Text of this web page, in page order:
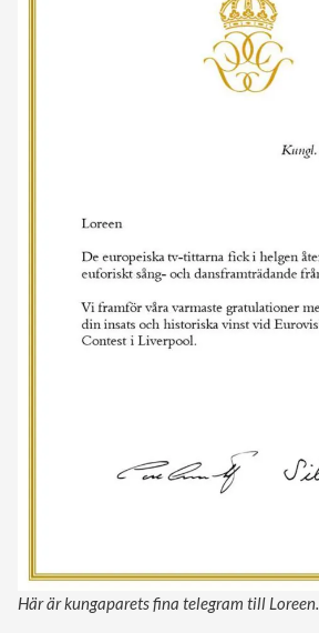
Här är kungaparets fina telegram till Loreen.